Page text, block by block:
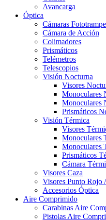
Avancarga
Óptica
Cámaras
Cámara de Acción
Colimadores
Prismáticos
Telémetros
Telescopios
Visión Nocturna
Visores
Monoculares
Monoculares
Prismáticos
Visión Térmica
Visores
Monoculares
Monoculares
Prismáticos
Cámara
Visores Caza
Visores Punto Rojo
Accesorios Óptica
Aire Comprimido
Carabinas Aire
Pistolas Aire